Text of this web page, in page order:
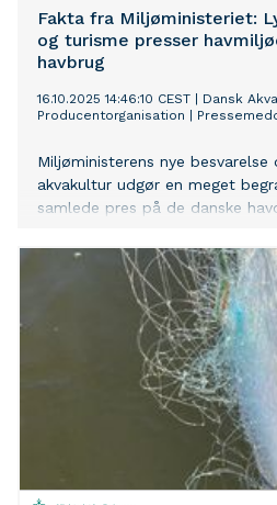
Fakta fra Miljøministeriet:
og turisme presser
havbrug
16.10.2025 14:46:10 CEST
Dansk
Producentorganisation
Miljøministerens nye
akvakultur udgør en meget
samlede pres på de danske